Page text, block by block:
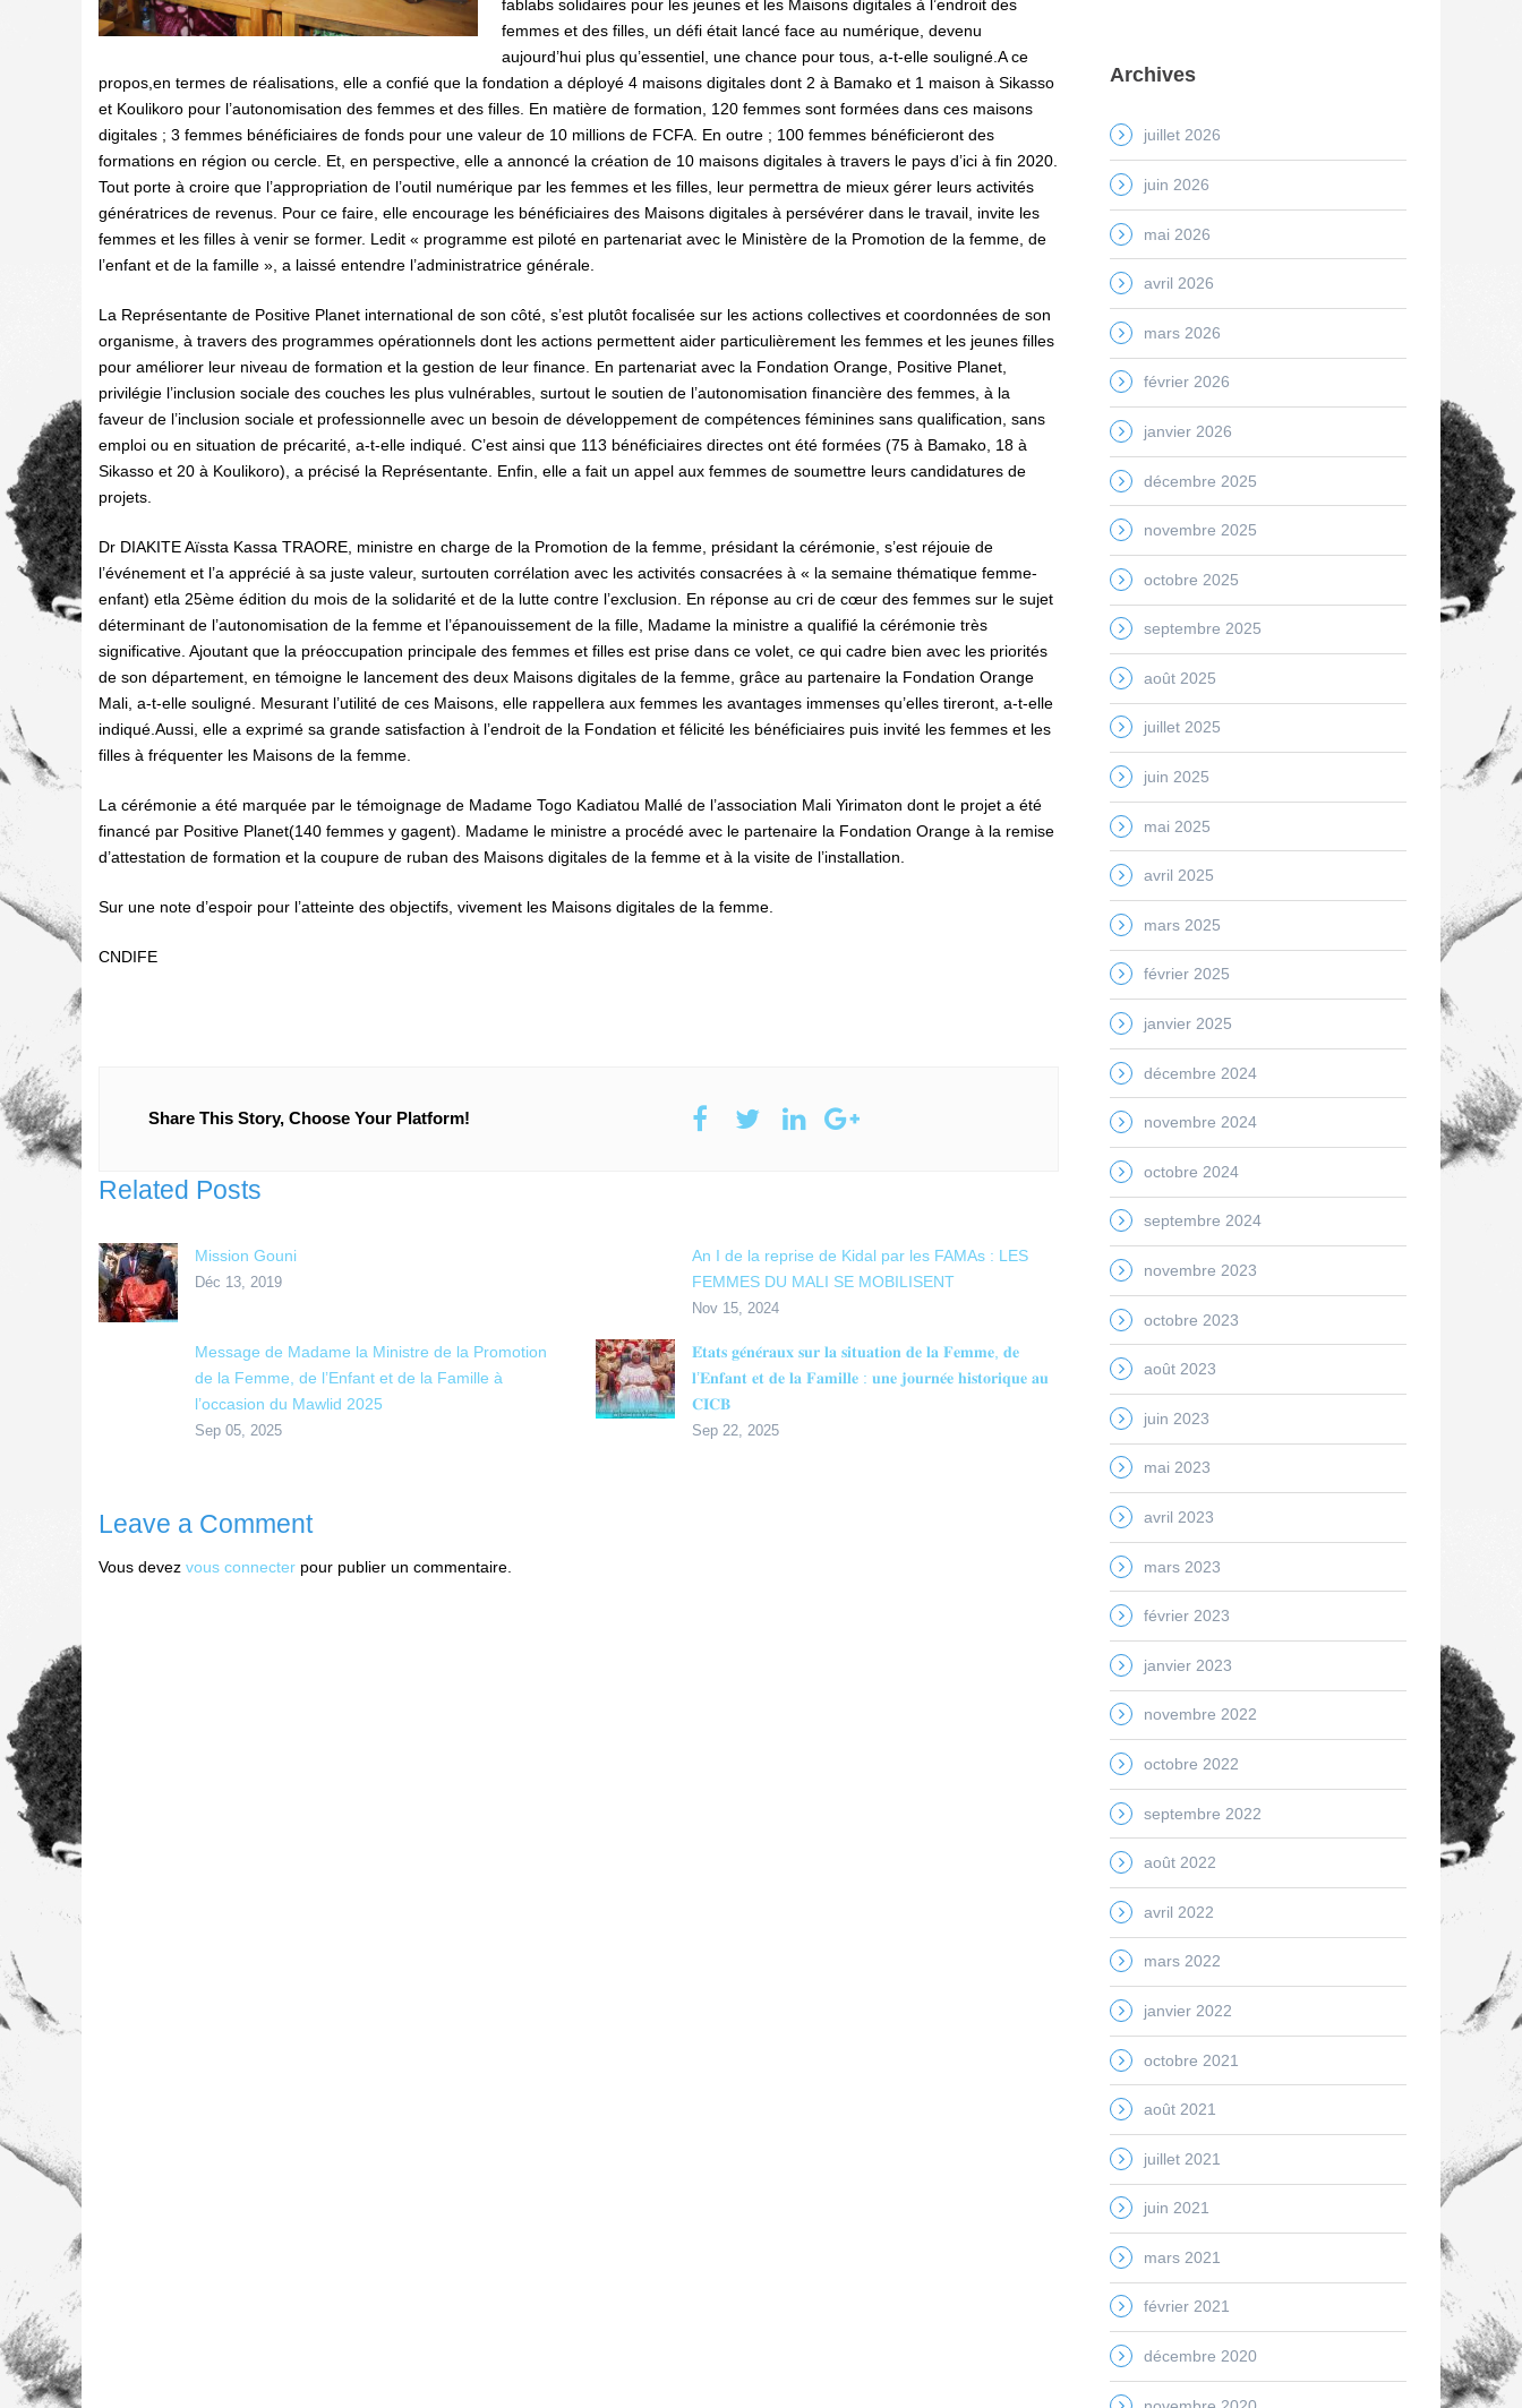
fablabs solidaires pour les jeunes et les Maisons digitales à l’endroit des
femmes et des filles, un défi était lancé face au numérique, devenu
aujourd’hui plus qu’essentiel, une chance pour tous, a-t-elle souligné.A ce
propos,en termes de réalisations, elle a confié que la fondation a déployé 4 maisons digitales dont 2 à Bamako et 1 maison à Sikasso
et Koulikoro pour l’autonomisation des femmes et des filles. En matière de formation, 120 femmes sont formées dans ces maisons
digitales ; 3 femmes bénéficiaires de fonds pour une valeur de 10 millions de FCFA. En outre ; 100 femmes bénéficieront des
formations en région ou cercle. Et, en perspective, elle a annoncé la création de 10 maisons digitales à travers le pays d’ici à fin 2020.
Tout porte à croire que l’appropriation de l’outil numérique par les femmes et les filles, leur permettra de mieux gérer leurs activités
génératrices de revenus. Pour ce faire, elle encourage les bénéficiaires des Maisons digitales à persévérer dans le travail, invite les
femmes et les filles à venir se former. Ledit « programme est piloté en partenariat avec le Ministère de la Promotion de la femme, de
l’enfant et de la famille », a laissé entendre l’administratrice générale.
La Représentante de Positive Planet international de son côté, s’est plutôt focalisée sur les actions collectives et coordonnées de son
organisme, à travers des programmes opérationnels dont les actions permettent aider particulièrement les femmes et les jeunes filles
pour améliorer leur niveau de formation et la gestion de leur finance. En partenariat avec la Fondation Orange, Positive Planet,
privilégie l’inclusion sociale des couches les plus vulnérables, surtout le soutien de l’autonomisation financière des femmes, à la
faveur de l’inclusion sociale et professionnelle avec un besoin de développement de compétences féminines sans qualification, sans
emploi ou en situation de précarité, a-t-elle indiqué. C’est ainsi que 113 bénéficiaires directes ont été formées (75 à Bamako, 18 à
Sikasso et 20 à Koulikoro), a précisé la Représentante. Enfin, elle a fait un appel aux femmes de soumettre leurs candidatures de
projets.
Dr DIAKITE Aïssta Kassa TRAORE, ministre en charge de la Promotion de la femme, présidant la cérémonie, s’est réjouie de
l’événement et l’a apprécié à sa juste valeur, surtouten corrélation avec les activités consacrées à « la semaine thématique femme-
enfant) etla 25ème édition du mois de la solidarité et de la lutte contre l’exclusion. En réponse au cri de cœur des femmes sur le sujet
déterminant de l’autonomisation de la femme et l’épanouissement de la fille, Madame la ministre a qualifié la cérémonie très
significative. Ajoutant que la préoccupation principale des femmes et filles est prise dans ce volet, ce qui cadre bien avec les priorités
de son département, en témoigne le lancement des deux Maisons digitales de la femme, grâce au partenaire la Fondation Orange
Mali, a-t-elle souligné. Mesurant l’utilité de ces Maisons, elle rappellera aux femmes les avantages immenses qu’elles tireront, a-t-elle
indiqué.Aussi, elle a exprimé sa grande satisfaction à l’endroit de la Fondation et félicité les bénéficiaires puis invité les femmes et les
filles à fréquenter les Maisons de la femme.
La cérémonie a été marquée par le témoignage de Madame Togo Kadiatou Mallé de l’association Mali Yirimaton dont le projet a été
financé par Positive Planet(140 femmes y gagent). Madame le ministre a procédé avec le partenaire la Fondation Orange à la remise
d’attestation de formation et la coupure de ruban des Maisons digitales de la femme et à la visite de l’installation.
Sur une note d’espoir pour l’atteinte des objectifs, vivement les Maisons digitales de la femme.
CNDIFE
Share This Story, Choose Your Platform!
Related Posts
Mission Gouni
Déc 13, 2019
An I de la reprise de Kidal par les FAMAs : LES
FEMMES DU MALI SE MOBILISENT
Nov 15, 2024
Message de Madame la Ministre de la Promotion
de la Femme, de l’Enfant et de la Famille à
l’occasion du Mawlid 2025
Sep 05, 2025
𝐄́𝐭𝐚𝐭𝐬 𝐠𝐞́𝐧𝐞́𝐫𝐚𝐮𝐱 𝐬𝐮𝐫 𝐥𝐚 𝐬𝐢𝐭𝐮𝐚𝐭𝐢𝐨𝐧 𝐝𝐞 𝐥𝐚 𝐅𝐞𝐦𝐦𝐞, 𝐝𝐞
𝐥’𝐄𝐧𝐟𝐚𝐧𝐭 𝐞𝐭 𝐝𝐞 𝐥𝐚 𝐅𝐚𝐦𝐢𝐥𝐥𝐞 : 𝐮𝐧𝐞 𝐣𝐨𝐮𝐫𝐧𝐞́𝐞 𝐡𝐢𝐬𝐭𝐨𝐫𝐢𝐪𝐮𝐞 𝐚𝐮
𝐂𝐈𝐂𝐁
Sep 22, 2025
Leave a Comment
Vous devez vous connecter pour publier un commentaire.
Archives
juillet 2026
juin 2026
mai 2026
avril 2026
mars 2026
février 2026
janvier 2026
décembre 2025
novembre 2025
octobre 2025
septembre 2025
août 2025
juillet 2025
juin 2025
mai 2025
avril 2025
mars 2025
février 2025
janvier 2025
décembre 2024
novembre 2024
octobre 2024
septembre 2024
novembre 2023
octobre 2023
août 2023
juin 2023
mai 2023
avril 2023
mars 2023
février 2023
janvier 2023
novembre 2022
octobre 2022
septembre 2022
août 2022
avril 2022
mars 2022
janvier 2022
octobre 2021
août 2021
juillet 2021
juin 2021
mars 2021
février 2021
décembre 2020